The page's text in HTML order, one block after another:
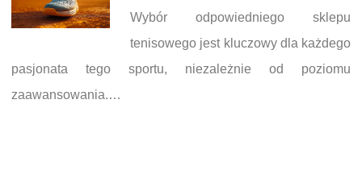
Wybór odpowiedniego sklepu
tenisowego jest kluczowy dla każdego
pasjonata tego sportu, niezależnie od poziomu
zaawansowania.…